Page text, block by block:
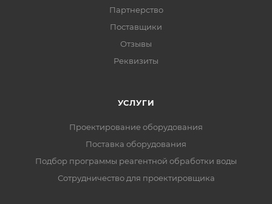
Партнерство
Поставщики
Отзывы
Реквизиты
УСЛУГИ
Проектирование оборудования
Поставка оборудования
Подбор программы реагентной обработки воды
Сотрудничество для проектировщика